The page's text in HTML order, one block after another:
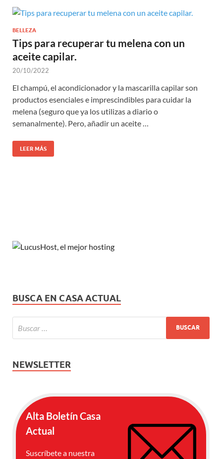
BELLEZA
Tips para recuperar tu melena con un
aceite capilar.
20/10/2022
El champú, el acondicionador y la mascarilla capilar son
productos esenciales e imprescindibles para cuidar la
melena (seguro que ya los utilizas a diario o
semanalmente). Pero, añadir un aceite …
LEER MÁS
BUSCA EN CASA ACTUAL
NEWSLETTER
Alta Boletín Casa
Actual
Suscríbete a nuestra